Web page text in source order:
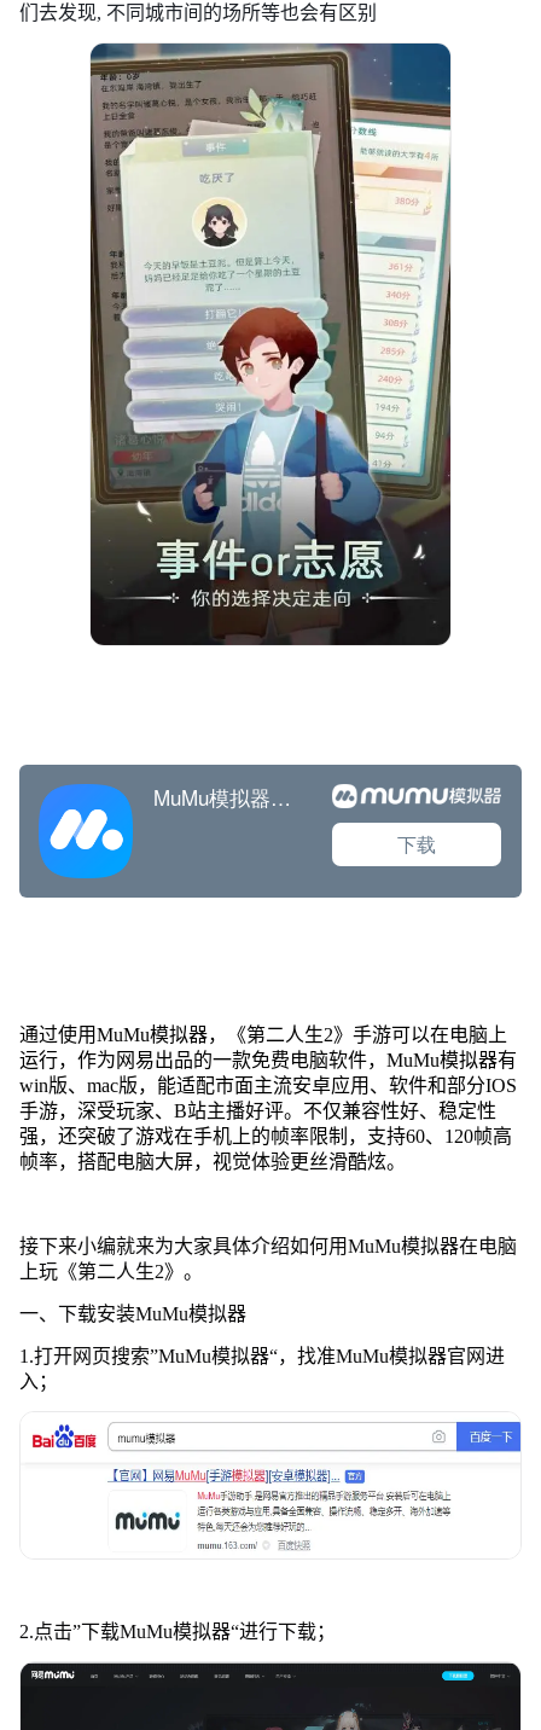
们去发现, 不同城市间的场所等也会有区别
通过使用MuMu模拟器，《第二人生2》手游可以在电脑上
运行，作为网易出品的一款免费电脑软件，MuMu模拟器有
win版、mac版，能适配市面主流安卓应用、软件和部分IOS
手游，深受玩家、B站主播好评。不仅兼容性好、稳定性
强，还突破了游戏在手机上的帧率限制，支持60、120帧高
帧率，搭配电脑大屏，视觉体验更丝滑酷炫。
接下来小编就来为大家具体介绍如何用MuMu模拟器在电脑
上玩《第二人生2》。
一、下载安装MuMu模拟器
1.打开网页搜索”MuMu模拟器“，找准MuMu模拟器官网进
入；
2.点击”下载MuMu模拟器“进行下载；